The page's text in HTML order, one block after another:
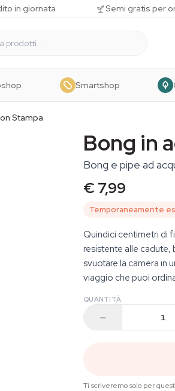
in giornata Semi gratis per
Smartshop
Stampa
Bong in
Bong e pipe ad
€ 7,99
Temporaneamente
Quindici centimetri di
resistente alle
svuotare la camera in
viaggio che puoi
QUANTITÀ
Ti scriveremo solo per